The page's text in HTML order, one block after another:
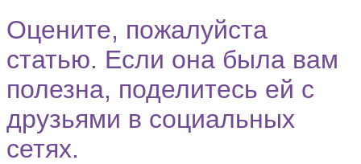
Оцените, пожалуйста
статью. Если она была вам
полезна, поделитесь ей с
друзьями в социальных
сетях.